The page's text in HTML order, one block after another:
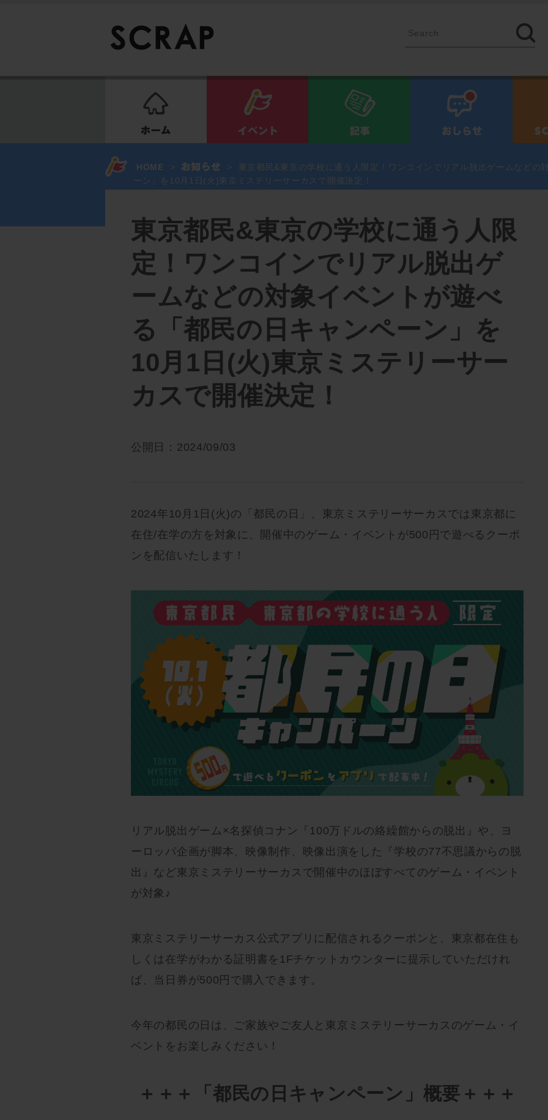
HOME > >
東京都民&東京の学校に通う人限定！ワンコインでリアル脱出ゲームなどの
ーン」を10月1日(火)東京ミステリーサーカスで開催決定！
東京都民&東京の学校に通う人限
定！ワンコインでリアル脱出ゲ
ームなどの対象イベントが遊べ
る「都民の日キャンペーン」を
10月1日(火)東京ミステリーサー
カスで開催決定！
公開日：2024/09/03
2024年10月1日(火)の「都民の日」、東京ミステリーサーカスでは東京都に
在住/在学の方を対象に、開催中のゲーム・イベントが500円で遊べるクーポ
ンを配信いたします！
リアル脱出ゲーム×名探偵コナン『100万ドルの絡繰館からの脱出』や、ヨ
ーロッパ企画が脚本、映像制作、映像出演をした『学校の77不思議からの脱
出』など東京ミステリーサーカスで開催中のほぼすべてのゲーム・イベント
が対象♪
東京ミステリーサーカス公式アプリに配信されるクーポンと、東京都在住も
しくは在学がわかる証明書を1Fチケットカウンターに提示していただけれ
ば、当日券が500円で購入できます。
今年の都民の日は、ご家族やご友人と東京ミステリーサーカスのゲーム・イ
ベントをお楽しみください！
＋＋＋「都民の日キャンペーン」概要＋＋＋